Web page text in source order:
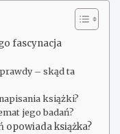
fascynacja
prawdy – skąd ta
książki?
jego badań?
opowiada książka?